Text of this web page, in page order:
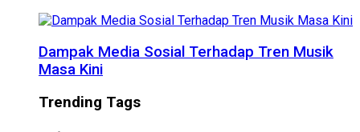
Dampak Media Sosial Terhadap Tren Musik
Masa Kini
Trending Tags